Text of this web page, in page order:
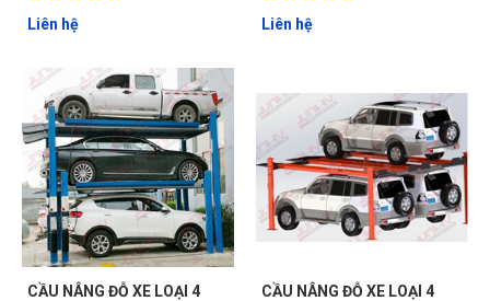
Liên hệ Liên hệ
CẦU NÂNG ĐỖ XE LOẠI 4
CẦU NÂNG ĐỖ XE LOẠI 4